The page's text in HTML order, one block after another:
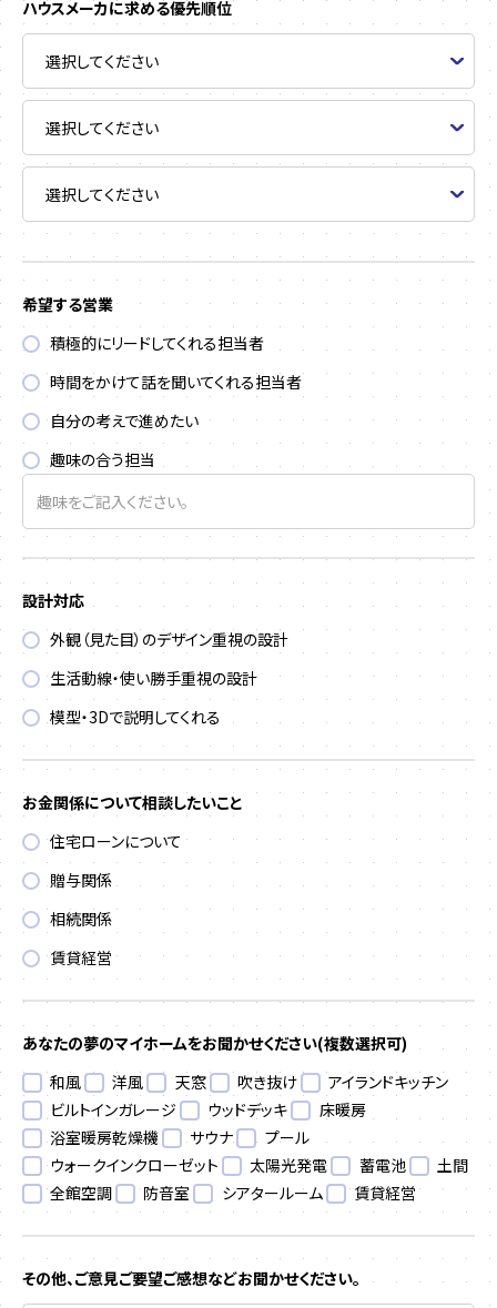
ハウスメーカに求める優先順位
希望する営業
積極的にリードしてくれる担当者
時間をかけて話を聞いてくれる担当者
自分の考えで進めたい
趣味の合う担当
設計対応
外観（見た目）のデザイン重視の設計
生活動線・使い勝手重視の設計
模型・3Dで説明してくれる
お金関係について相談したいこと
住宅ローンについて
贈与関係
相続関係
賃貸経営
あなたの夢のマイホームをお聞かせください(複数選択可)
和風
洋風 天窓 吹き抜け
アイランドキッチン
ビルトインガレージ
ウッドデッキ
床暖房
浴室暖房乾燥機
サウナ
プール
ウォークインクローゼット
太陽光発電 蓄電池
土間
全館空調
防音室 シアタールーム 賃貸経営
その他、ご意見ご要望ご感想などお聞かせください。